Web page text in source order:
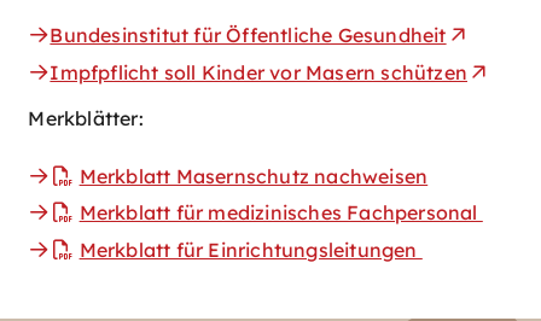
Bundesinstitut für Öffentliche Gesundheit
Impfpflicht soll Kinder vor Masern schützen
Merkblätter:
Merkblatt Masernschutz nachweisen
Merkblatt für medizinisches Fachpersonal
Merkblatt für Einrichtungsleitungen